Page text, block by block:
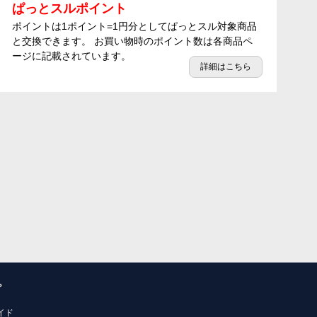
ぱっとスルポイント
ポイントは1ポイント=1円分としてぱっとスル対象商品
と交換できます。 お買い物時のポイント数は各商品ペ
ージに記載されています。
詳細はこちら
ド